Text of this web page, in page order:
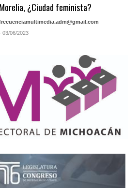
Morelia, ¿Ciudad feminista?
03/06/2023